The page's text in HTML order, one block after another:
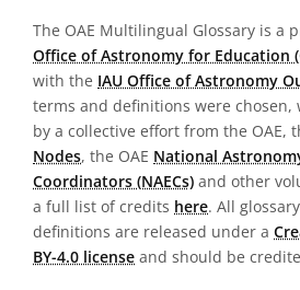
The OAE Multilingual Glossary is a
Office of Astronomy for Education
with the IAU Office of Astronomy
terms and definitions were
by a collective effort from the OAE,
Nodes, the OAE National
Coordinators (NAECs) and other
a full list of credits here. All
definitions are released under a
BY-4.0 license and should be